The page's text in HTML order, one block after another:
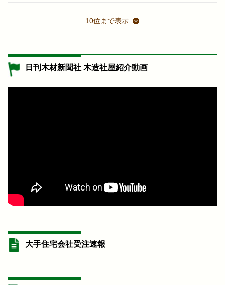
10位まで表示
日刊木材新聞社 木造社屋紹介動画
大手住宅会社受注速報